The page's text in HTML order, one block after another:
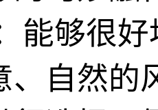
能够很
、自然的